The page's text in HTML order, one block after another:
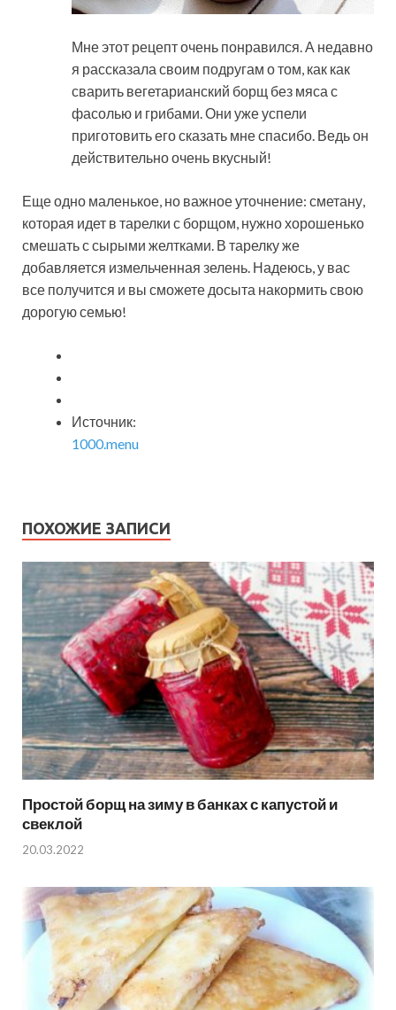
Мне этот рецепт очень понравился. А недавно
я рассказала своим подругам о том, как как
сварить вегетарианский борщ без мяса с
фасолью и грибами. Они уже успели
приготовить его сказать мне спасибо. Ведь он
действительно очень вкусный!
Еще одно маленькое, но важное уточнение: сметану,
которая идет в тарелки с борщом, нужно хорошенько
смешать с сырыми желтками. В тарелку же
добавляется измельченная зелень. Надеюсь, у вас
все получится и вы сможете досыта накормить свою
дорогую семью!
Источник:
1000.menu
ПОХОЖИЕ ЗАПИСИ
Простой борщ на зиму в банках с капустой и
свеклой
20.03.2022